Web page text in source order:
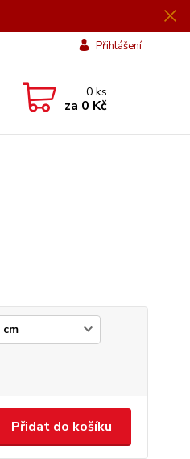
Přihlášení
0ks
za 0 Kč
Přidat do košíku